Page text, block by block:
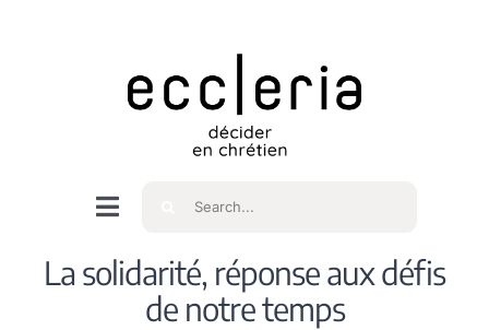
Navigation
bascule
Accueil
Rechercher
La solidarité, réponse aux défis
de notre temps